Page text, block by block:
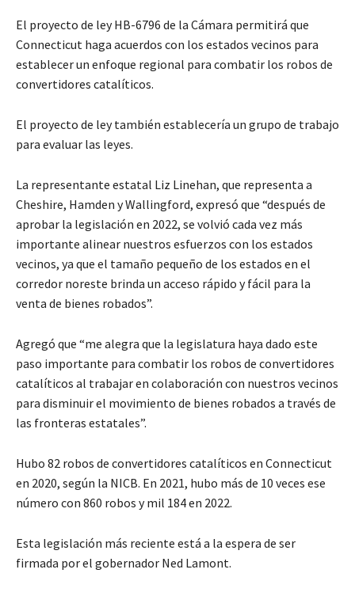
El proyecto de ley HB-6796 de la Cámara permitirá que
Connecticut haga acuerdos con los estados vecinos para
establecer un enfoque regional para combatir los robos de
convertidores catalíticos.
El proyecto de ley también establecería un grupo de trabajo
para evaluar las leyes.
La representante estatal Liz Linehan, que representa a
Cheshire, Hamden y Wallingford, expresó que “después de
aprobar la legislación en 2022, se volvió cada vez más
importante alinear nuestros esfuerzos con los estados
vecinos, ya que el tamaño pequeño de los estados en el
corredor noreste brinda un acceso rápido y fácil para la
venta de bienes robados”.
Agregó que “me alegra que la legislatura haya dado este
paso importante para combatir los robos de convertidores
catalíticos al trabajar en colaboración con nuestros vecinos
para disminuir el movimiento de bienes robados a través de
las fronteras estatales”.
Hubo 82 robos de convertidores catalíticos en Connecticut
en 2020, según la NICB. En 2021, hubo más de 10 veces ese
número con 860 robos y mil 184 en 2022.
Esta legislación más reciente está a la espera de ser
firmada por el gobernador Ned Lamont.